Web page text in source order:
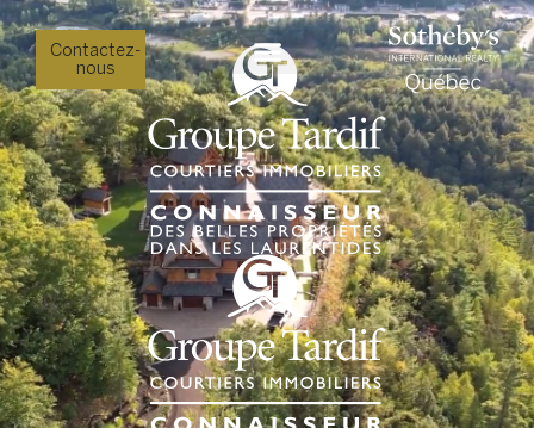
Contactez-
nous